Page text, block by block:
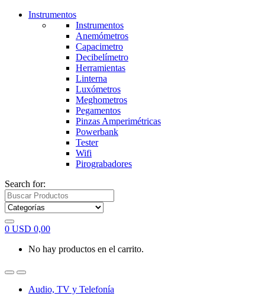
Instrumentos
Instrumentos
Anemómetros
Capacimetro
Decibelímetro
Herramientas
Linterna
Luxómetros
Meghometros
Pegamentos
Pinzas Amperimétricas
Powerbank
Tester
Wifi
Pirograbadores
Search for:
0 USD 0,00
No hay productos en el carrito.
Audio, TV y Telefonía